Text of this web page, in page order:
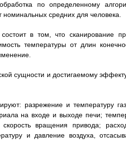
по определенному
номинальных средних для человека.
в том, что сканирование
температуры от длин
сущности и достигаемому
разрежение и температуру
на входе и выходе печи;
вращения привода;
и давление воздуха,